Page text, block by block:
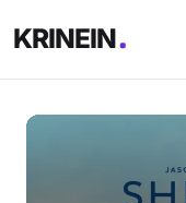
KRINEIN